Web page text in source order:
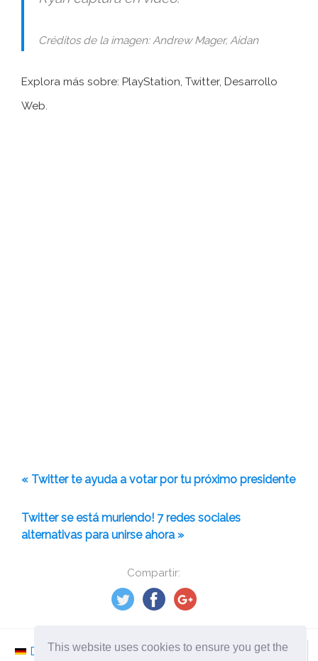
This website uses cookies to ensure you get the
Compartir:
Créditos de la imagen: Andrew Mager, Aidan
Explora más sobre: ​​PlayStation, Twitter, Desarrollo
Web.
« Twitter te ayuda a votar por tu próximo presidente
Twitter se está muriendo! 7 redes sociales
alternativas para unirse ahora »
Deutsch Nederlands Svenska Norsk